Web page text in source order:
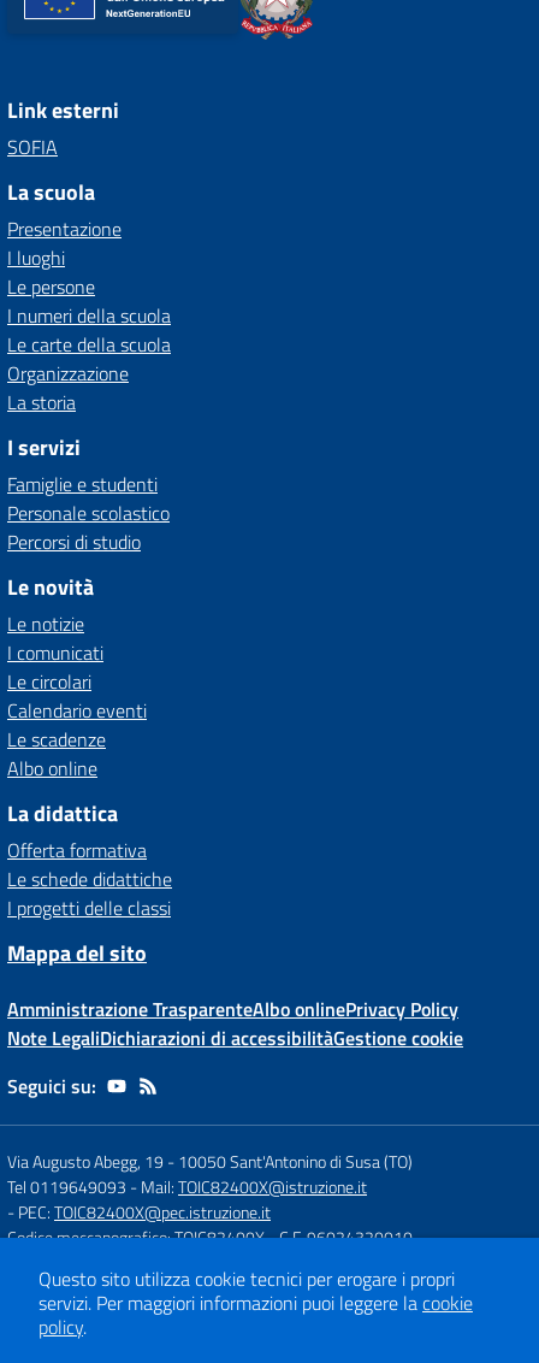
Link esterni
SOFIA
La scuola
Presentazione
I luoghi
Le persone
I numeri della scuola
Le carte della scuola
Organizzazione
La storia
I servizi
Famiglie e studenti
Personale scolastico
Percorsi di studio
Le novità
Le notizie
I comunicati
Le circolari
Calendario eventi
Le scadenze
Albo online
La didattica
Offerta formativa
Le schede didattiche
I progetti delle classi
Mappa del sito
Amministrazione TrasparenteAlbo onlinePrivacy Policy
Note LegaliDichiarazioni di accessibilitàGestione cookie
Seguici su:
Via Augusto Abegg, 19 -10050 Sant'Antonino di Susa (TO)
Tel 0119649093 - Mail:TOIC82400X@istruzione.it
- PEC:TOIC82400X@pec.istruzione.it
Codice meccanografico: TOIC82400X- C.F. 96024320010
Concept & Design by
Designers Italia
Questo sito utilizza cookie tecnici per erogare i propri
servizi. Per maggiori informazioni puoi leggere lacookie
policy.